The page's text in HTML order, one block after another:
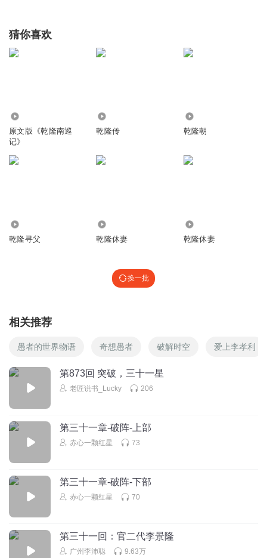
猜你喜欢
原文版《乾隆南巡
记》
乾隆传 乾隆朝
乾隆寻父 乾隆休妻 乾隆休妻
换一批
相关推荐
愚者的世界物语 奇想愚者 破解时空 爱上李孝利
第873回 突破，三十一星
老匠说书_Lucky 206
第三十一章-破阵-上部
赤心一颗红星 73
第三十一章-破阵-下部
赤心一颗红星 70
第三十一回：官二代李景隆
广州李沛聪 9.63万